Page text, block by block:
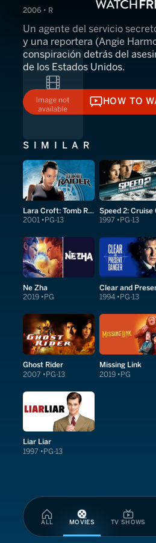
ALL MOVIES TV SHOWS
2006 • R
Un agente del servicio
y una reportera (Angie
conspiración detrás del
de los Estados Unidos.
HOW TO
SIMILAR
Lara Croft: Tomb Raider
2001 PG-13 1997 PG-13
Ne Zha
2019 PG 1994 PG-13
Ghost Rider
2007 PG-13
Missing Link
2019 PG
Liar Liar
1997 PG-13